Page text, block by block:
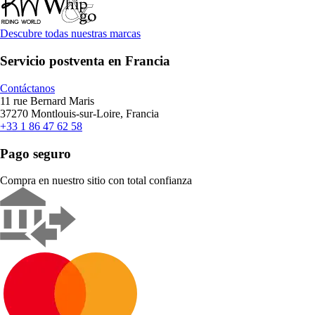
Descubre todas nuestras marcas
Servicio postventa en Francia
Contáctanos
11 rue Bernard Maris
37270 Montlouis-sur-Loire, Francia
+33 1 86 47 62 58
Pago seguro
Compra en nuestro sitio con total confianza